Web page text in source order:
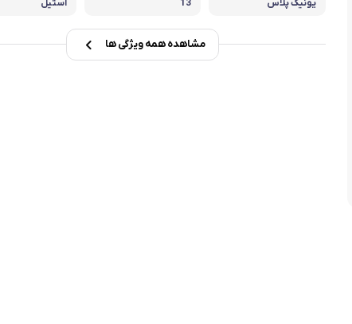
تابه وک
یونیک پلاس 13 استیل
مشاهده همه ویژگی ها